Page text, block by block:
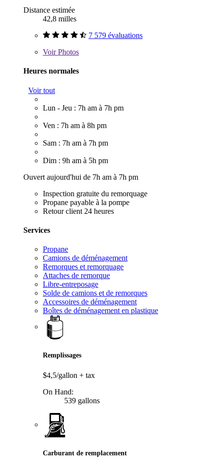
Distance estimée
42,8 milles
7 579 évaluations
VoirPhotos
Heures normales
Voir tout
Lun - Jeu : 7h am à 7h pm
Ven : 7h am à 8h pm
Sam : 7h am à 7h pm
Dim : 9h am à 5h pm
Ouvert aujourd'hui de 7h am à 7h pm
Inspection gratuite du remorquage
Propane payable à la pompe
Retour client 24 heures
Services
Propane
Camions de déménagement
Remorques et remorquage
Attaches de remorque
Libre-entreposage
Solde de camions et de remorques
Accessoires de déménagement
Boîtes de déménagement en plastique
Remplissages
$4,5/gallon + tax
On Hand:
539 gallons
Carburant de remplacement